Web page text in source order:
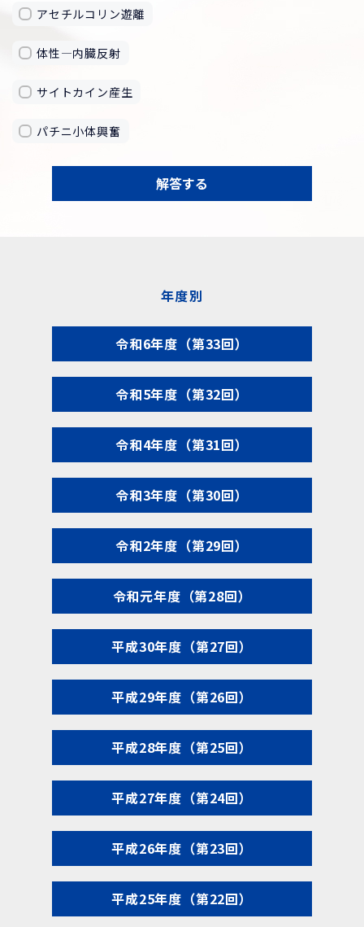
アセチルコリン遊離
体性―内臓反射
サイトカイン産生
パチニ小体興奮
解答する
年度別
令和6年度（第33回）
令和5年度（第32回）
令和4年度（第31回）
令和3年度（第30回）
令和2年度（第29回）
令和元年度（第28回）
平成30年度（第27回）
平成29年度（第26回）
平成28年度（第25回）
平成27年度（第24回）
平成26年度（第23回）
平成25年度（第22回）